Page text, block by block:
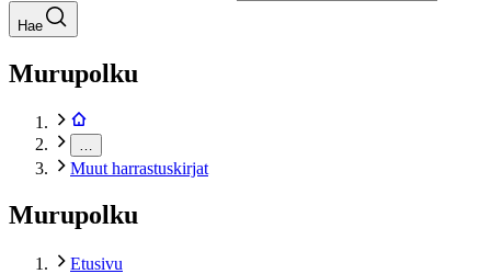
Hae
Murupolku
Muut harrastuskirjat
Murupolku
Etusivu